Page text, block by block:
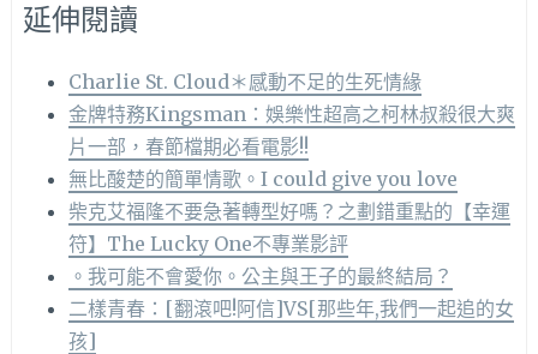
延伸閱讀
Charlie St. Cloud＊感動不足的生死情緣
金牌特務Kingsman：娛樂性超高之柯林叔殺很大爽
片一部，春節檔期必看電影!!
無比酸楚的簡單情歌。I could give you love
柴克艾福隆不要急著轉型好嗎？之劃錯重點的【幸運
符】The Lucky One不專業影評
。我可能不會愛你。公主與王子的最終結局？
二樣青春：[翻滾吧!阿信]VS[那些年,我們一起追的女
孩]